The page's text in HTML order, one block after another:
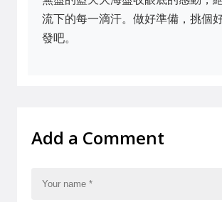
流下的每一滴汗。做好準備，挑個
發吧。
Add a Comment